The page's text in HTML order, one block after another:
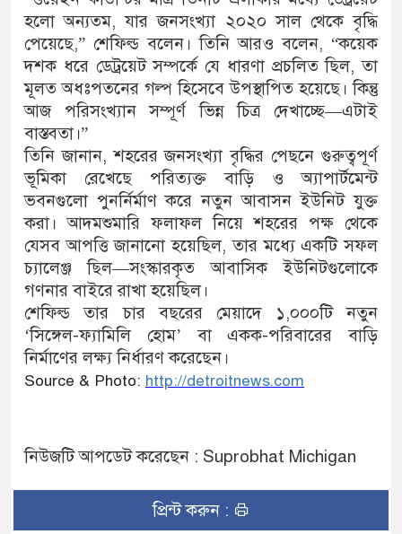
হলো অন্যতম, যার জনসংখ্যা ২০২০ সাল থেকে বৃদ্ধি
পেয়েছে,” শেফিল্ড বলেন। তিনি আরও বলেন, “কয়েক
দশক ধরে ডেট্রয়েট সম্পর্কে যে ধারণা প্রচলিত ছিল, তা
মূলত অধঃপতনের গল্প হিসেবে উপস্থাপিত হয়েছে। কিন্তু
আজ পরিসংখ্যান সম্পূর্ণ ভিন্ন চিত্র দেখাচ্ছে—এটাই
বাস্তবতা।”
তিনি জানান, শহরের জনসংখ্যা বৃদ্ধির পেছনে গুরুত্বপূর্ণ
ভূমিকা রেখেছে পরিত্যক্ত বাড়ি ও অ্যাপার্টমেন্ট
ভবনগুলো পুনর্নির্মাণ করে নতুন আবাসন ইউনিট যুক্ত
করা। আদমশুমারি ফলাফল নিয়ে শহরের পক্ষ থেকে
যেসব আপত্তি জানানো হয়েছিল, তার মধ্যে একটি সফল
চ্যালেঞ্জ ছিল—সংস্কারকৃত আবাসিক ইউনিটগুলোকে
গণনার বাইরে রাখা হয়েছিল।
শেফিল্ড তার চার বছরের মেয়াদে ১,০০০টি নতুন
‘সিঙ্গেল-ফ্যামিলি হোম’ বা একক-পরিবারের বাড়ি
নির্মাণের লক্ষ্য নির্ধারণ করেছেন।
Source & Photo: http://detroitnews.com
নিউজটি আপডেট করেছেন : Suprobhat Michigan
প্রিন্ট করুন :